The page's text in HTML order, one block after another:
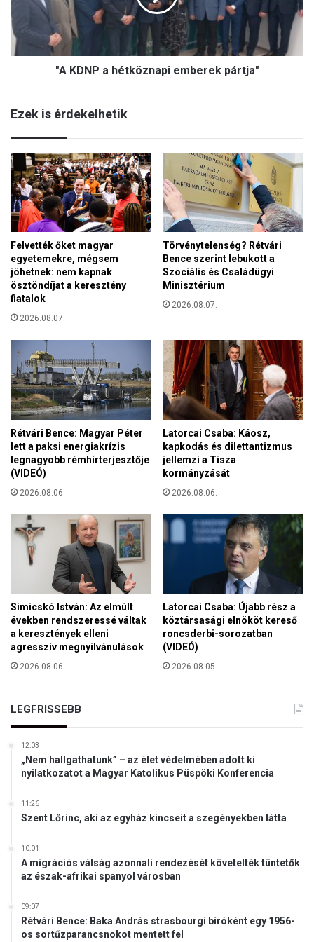
n
t
e
d
é
n
e
g
y
ú
p
o
g
r
a
m
l
b
ő
v
ü
l
a
z
E
T
P
a
h
é
z
p
i
e
m
b
e
r
e
k
p
á
r
"
"A KDNP a hétköznapi emberek pártja"
Ezek is érdekelhetik
Felvették őket magyar
egyetemekre, mégsem
jöhetnek: nem kapnak
ösztöndíjat a keresztény
fiatalok
2026.08.07.
Törvénytelenség? Rétvári
Bence szerint lebukott a
Szociális és Családügyi
Minisztérium
2026.08.07.
Rétvári Bence: Magyar Péter
lett a paksi energiakrízis
legnagyobb rémhírterjesztője
(VIDEÓ)
2026.08.06.
Latorcai Csaba: Káosz,
kapkodás és dilettantizmus
jellemzi a Tisza
kormányzását
2026.08.06.
Simicskó István: Az elmúlt
években rendszeressé váltak
a keresztények elleni
agresszív megnyilvánulások
2026.08.06.
Latorcai Csaba: Újabb rész a
köztársasági elnököt kereső
roncsderbi-sorozatban
(VIDEÓ)
2026.08.05.
LEGFRISSEBB
12:03
„Nem hallgathatunk” – az élet védelmében adott ki
nyilatkozatot a Magyar Katolikus Püspöki Konferencia
11:26
Szent Lőrinc, aki az egyház kincseit a szegényekben látta
10:01
A migrációs válság azonnali rendezését követelték tüntetők
az észak-afrikai spanyol városban
09:07
Rétvári Bence: Baka András strasbourgi bíróként egy 1956-
os sortűzparancsnokot mentett fel